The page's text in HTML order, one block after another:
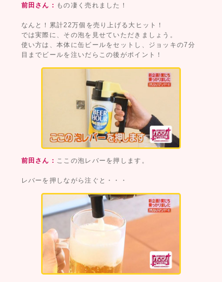
前田さん： もの凄く売れました！
なんと！累計22万個を売り上げる大ヒット！
では実際に、その泡を見せていただきましょう。
使い方は、本体に缶ビールをセットし、ジョッキの7分
目までビールを注いだらこの後がポイント！
前田さん： ここの泡レバーを押します。
レバーを押しながら注ぐと・・・